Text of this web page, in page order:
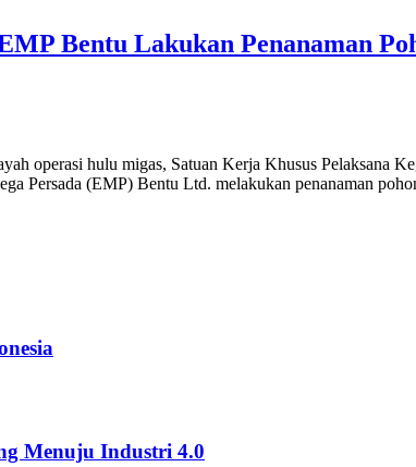
Bentu Lakukan Penanaman
operasi hulu migas, Satuan Kerja Khusus Pelaksana
Persada (EMP) Bentu Ltd. melakukan penanaman
Menuju Industri 4.0